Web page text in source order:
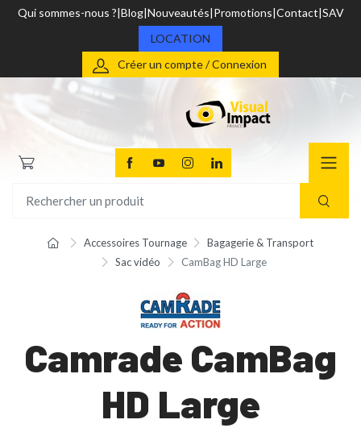
Qui sommes-nous ? Blog Nouveautés Promotions Contact SAV
LOCATION
Créer un compte / Connexion
Accessoires Tournage
Bagagerie & Transport
Sac vidéo
CamBag HD Large
Camrade CamBag
HD Large